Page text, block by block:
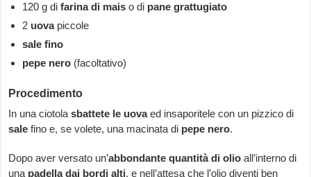
120 g difarina di maiso di pane grattugiato
2 uovapiccole
sale fino
pepe nero (facoltativo)
Procedimento
In una ciotolasbattete le uovaed insaporitele con un pizzico di
sale fino e, se volete, una macinata di pepe nero.
Dopo aver versato un’abbondante quantità di olio all’interno di
una padella dai bordi alti, e nell’attesa che l’olio diventi ben